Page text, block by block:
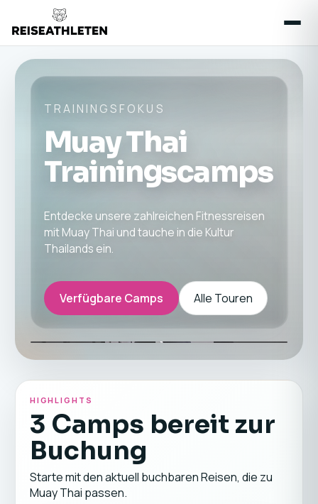
TRAININGSFOKUS
Muay Thai
Trainingscamps
Entdecke unsere zahlreichen Fitnessreisen
mit Muay Thai und tauche in die Kultur
Thailands ein.
Verfügbare Camps Alle Touren
HIGHLIGHTS
3 Camps bereit zur
Buchung
Starte mit den aktuell buchbaren Reisen, die zu
Muay Thai passen.